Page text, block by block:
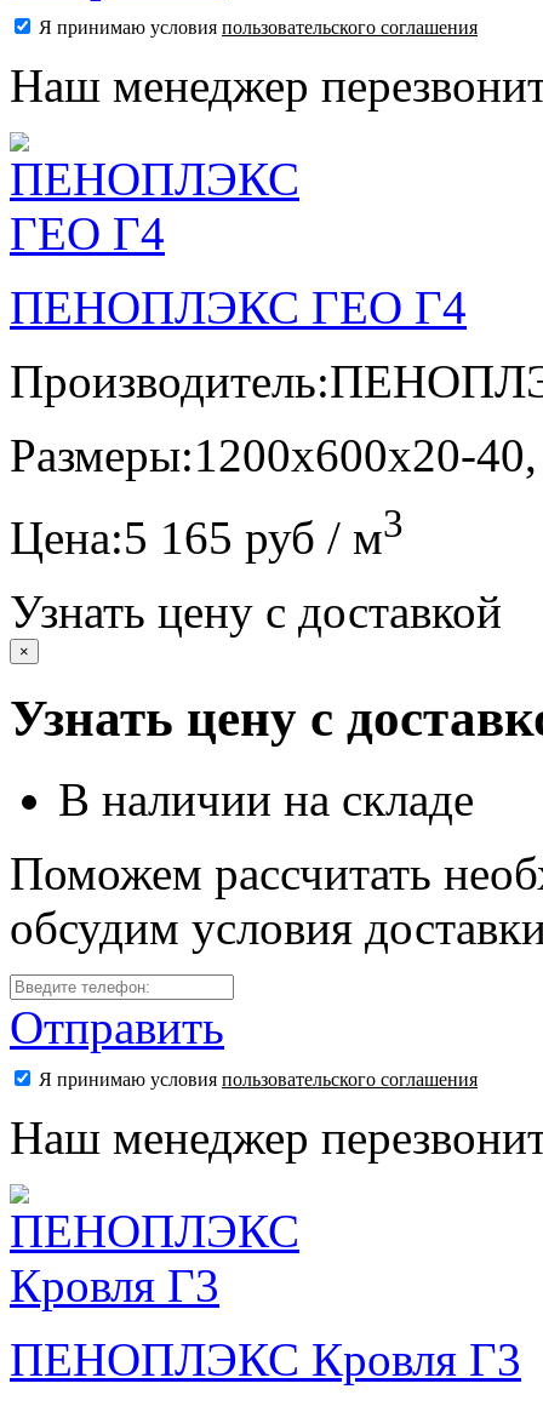
Я принимаю условия пользовательского соглашения
Наш менеджер
ПЕНОПЛЭКС ГЕО Г4
Производитель:
Размеры:1200х600х20-
Цена:5 165 руб / м3
Узнать цену с доставкой
×
Узнать цену с
В наличии на складе
Поможем рассчитать
обсудим условия
Отправить
Я принимаю условия пользовательского соглашения
Наш менеджер
ПЕНОПЛЭКС Кровля Г3